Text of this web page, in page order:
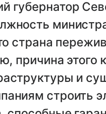
губернатор
страна
причина этого
и
строить